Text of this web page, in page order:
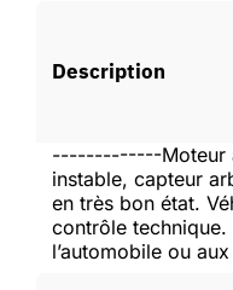
Description
-------------Moteur
instable, capteur
en très bon état.
contrôle
l’automobile ou